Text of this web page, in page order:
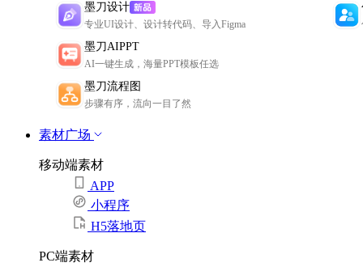
墨刀设计
专业UI设计、设计转代码、导入Figma
墨刀AIPPT
AI一键生成，海量PPT模板任选
墨刀流程图
步骤有序，流向一目了然
素材广场
移动端素材
APP
小程序
H5落地页
PC端素材